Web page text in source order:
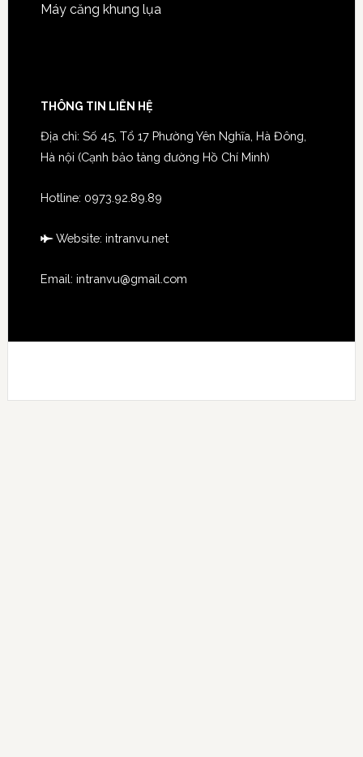
Máy căng khung lụa
THÔNG TIN LIÊN HỆ
Địa chỉ: Số 45, Tổ 17 Phường Yên Nghĩa, Hà Đông,
Hà nội (Cạnh bảo tàng đường Hồ Chí Minh)
Hotline: 0973.92.89.89
Website: intranvu.net
Email: intranvu@gmail.com